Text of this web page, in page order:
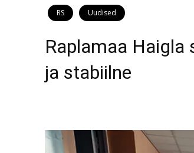
RS Uudised
Raplamaa Haigla
ja stabiilne